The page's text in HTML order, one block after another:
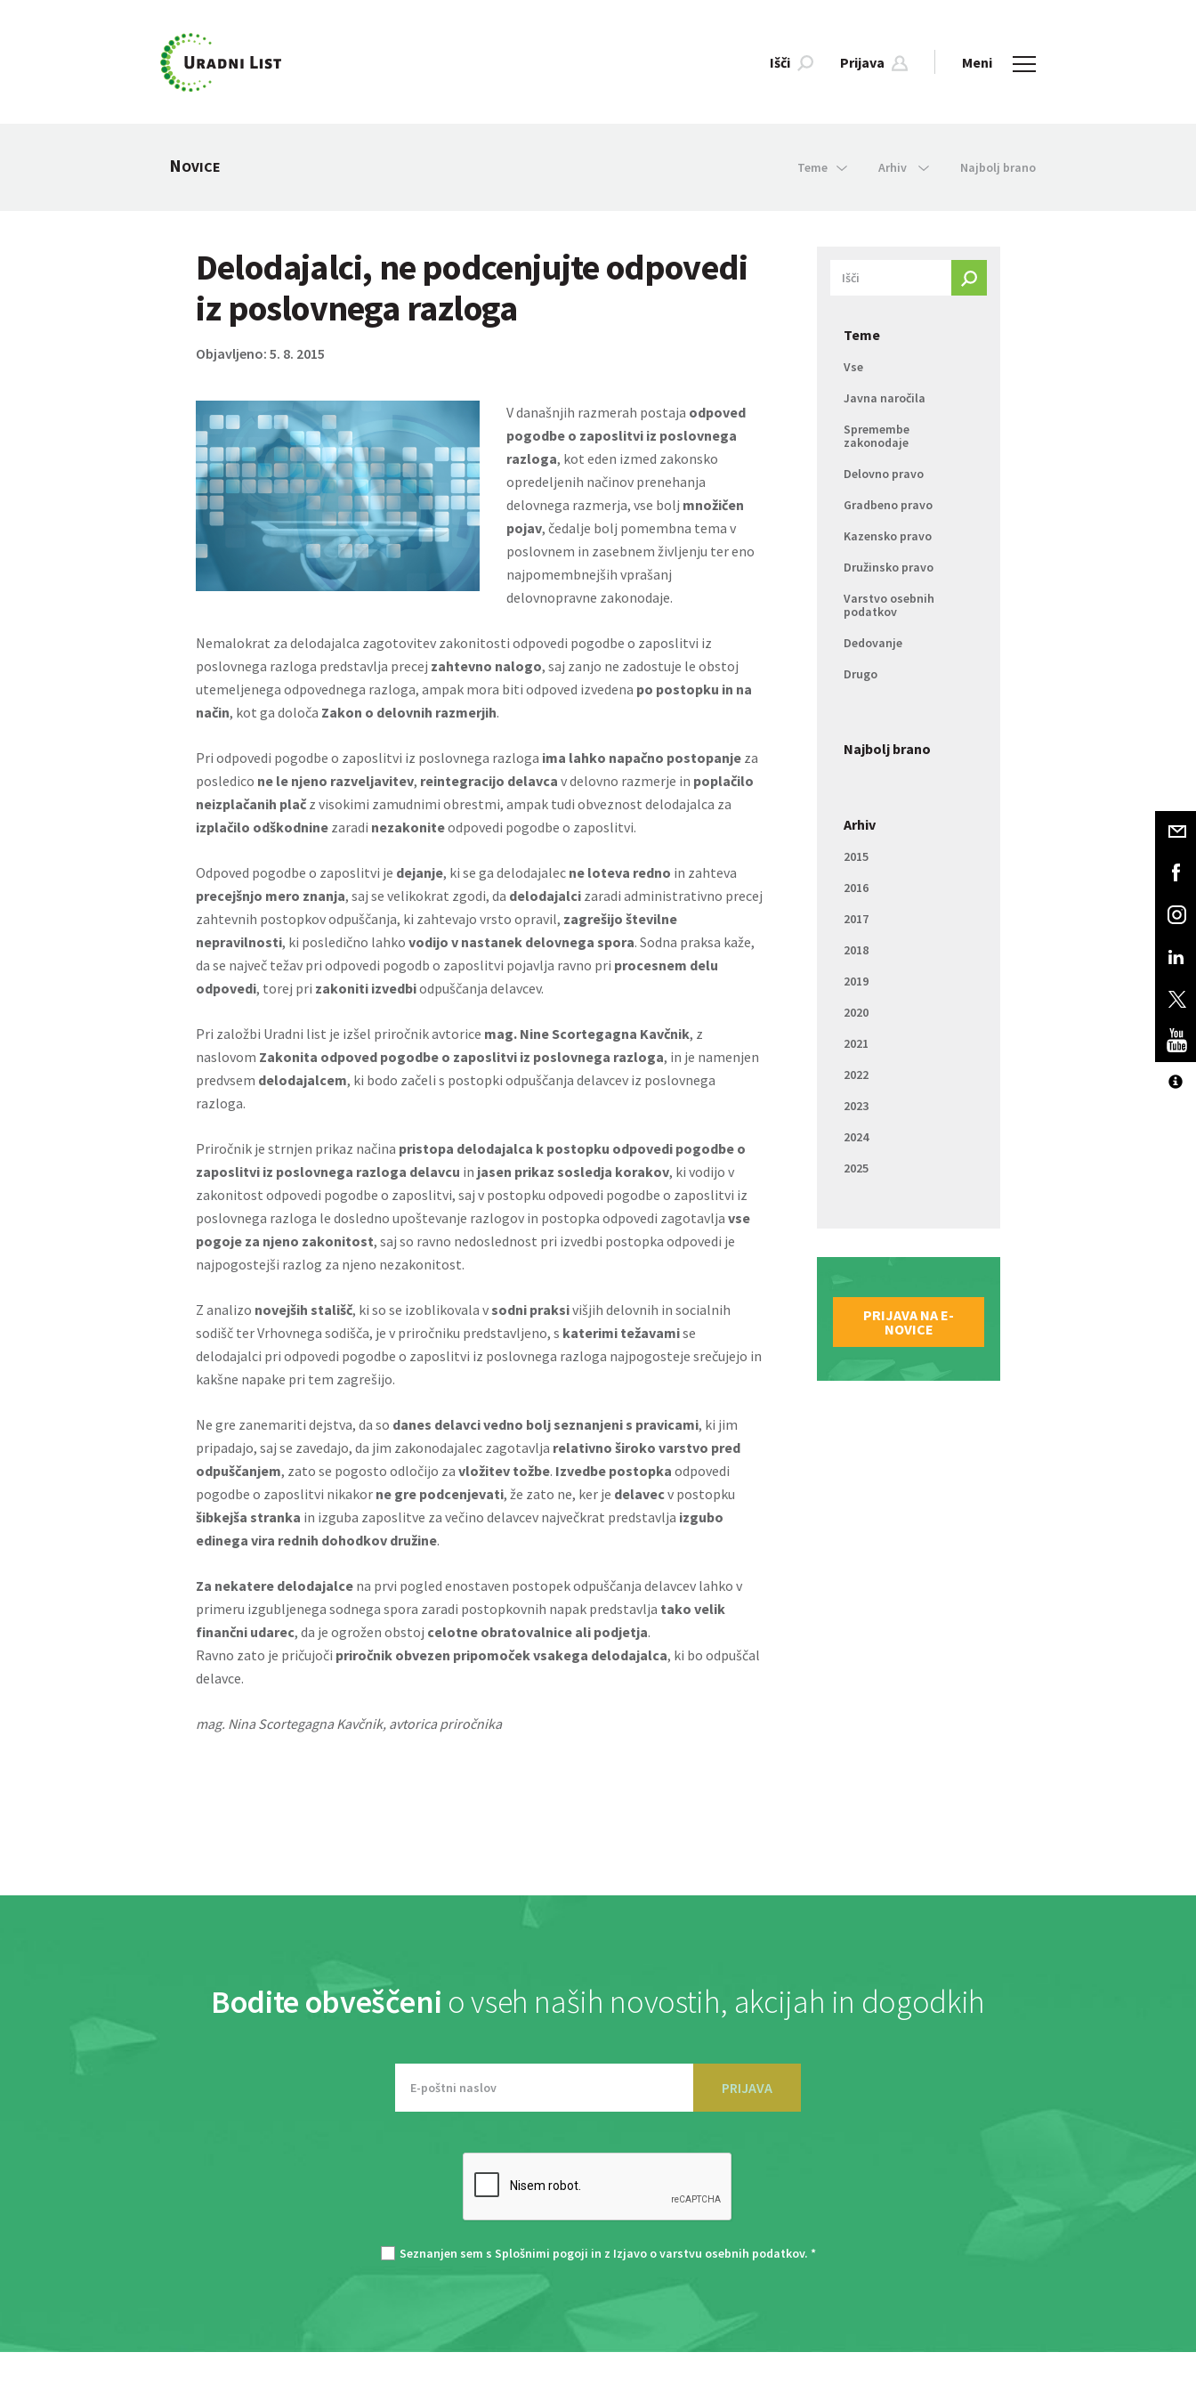
Išči Prijava Meni
NOVICE Teme Arhiv Najbolj brano
Delodajalci, ne podcenjujte odpovedi
iz poslovnega razloga
Objavljeno: 5. 8. 2015
V današnjih razmerah postaja odpoved
pogodbe o zaposlitvi iz poslovnega
razloga, kot eden izmed zakonsko
opredeljenih načinov prenehanja
delovnega razmerja, vse bolj množičen
pojav, čedalje bolj pomembna tema v
poslovnem in zasebnem življenju ter eno
najpomembnejših vprašanj
delovnopravne zakonodaje.
Nemalokrat za delodajalca zagotovitev zakonitosti odpovedi pogodbe o zaposlitvi iz
poslovnega razloga predstavlja precej zahtevno nalogo, saj zanjo ne zadostuje le obstoj
utemeljenega odpovednega razloga, ampak mora biti odpoved izvedena po postopku in na
način, kot ga določa Zakon o delovnih razmerjih.
Pri odpovedi pogodbe o zaposlitvi iz poslovnega razloga ima lahko napačno postopanje za
posledico ne le njeno razveljavitev, reintegracijo delavca v delovno razmerje in poplačilo
neizplačanih plač z visokimi zamudnimi obrestmi, ampak tudi obveznost delodajalca za
izplačilo odškodnine zaradi nezakoniteodpovedi pogodbe o zaposlitvi.
Odpoved pogodbe o zaposlitvi je dejanje, ki se ga delodajalec ne loteva redno in zahteva
precejšnjo mero znanja, saj se velikokrat zgodi, da delodajalci zaradi administrativno precej
zahtevnih postopkov odpuščanja, ki zahtevajo vrsto opravil, zagrešijo številne
nepravilnosti, ki posledično lahko vodijo v nastanek delovnega spora. Sodna praksa kaže,
da se največ težav pri odpovedi pogodb o zaposlitvi pojavlja ravno pri procesnem delu
odpovedi, torej pri zakoniti izvedbiodpuščanja delavcev.
Pri založbi Uradni list je izšel priročnik avtorice mag. Nine Scortegagna Kavčnik, z
naslovom Zakonita odpoved pogodbe o zaposlitvi iz poslovnega razloga, in je namenjen
predvsem delodajalcem, ki bodo začeli s postopki odpuščanja delavcev iz poslovnega
razloga.
Priročnik je strnjen prikaz načina pristopa delodajalca k postopku odpovedi pogodbe o
zaposlitvi iz poslovnega razloga delavcu in jasen prikaz sosledja korakov, ki vodijo v
zakonitost odpovedi pogodbe o zaposlitvi, saj v postopku odpovedi pogodbe o zaposlitvi iz
poslovnega razloga le dosledno upoštevanje razlogov in postopka odpovedi zagotavlja vse
pogoje za njeno zakonitost, saj so ravno nedoslednost pri izvedbi postopka odpovedi je
najpogostejši razlog za njeno nezakonitost.
Z analizo novejših stališč, ki so se izoblikovala vsodni praksivišjih delovnih in socialnih
sodišč ter Vrhovnega sodišča, je v priročniku predstavljeno, s katerimi težavamise
delodajalci pri odpovedi pogodbe o zaposlitvi iz poslovnega razloga najpogosteje srečujejo in
kakšne napake pri tem zagrešijo.
Ne gre zanemariti dejstva, da so danes delavci vedno bolj seznanjeni s pravicami, ki jim
pripadajo, saj se zavedajo, da jim zakonodajalec zagotavlja relativno široko varstvo pred
odpuščanjem, zato se pogosto odločijo za vložitev tožbe. Izvedbe postopka odpovedi
pogodbe o zaposlitvi nikakor ne gre podcenjevati, že zato ne, ker je delavecv postopku
šibkejša stranka in izguba zaposlitve za večino delavcev največkrat predstavlja izgubo
edinega vira rednih dohodkov družine.
Za nekatere delodajalce na prvi pogled enostaven postopek odpuščanja delavcev lahko v
primeru izgubljenega sodnega spora zaradi postopkovnih napak predstavlja tako velik
finančni udarec, da je ogrožen obstoj celotne obratovalnice ali podjetja.
Ravno zato je pričujoči priročnik obvezen pripomoček vsakega delodajalca, ki bo odpuščal
delavce.
mag. Nina Scortegagna Kavčnik, avtorica priročnika
Teme
Vse
Javna naročila
Spremembe
zakonodaje
Delovno pravo
Gradbeno pravo
Kazensko pravo
Družinsko pravo
Varstvo osebnih
podatkov
Dedovanje
Drugo
Najbolj brano
Arhiv
2015
2016
2017
2018
2019
2020
2021
2022
2023
2024
2025
PRIJAVA NA E-
NOVICE
Bodite obveščeni o vseh naših novostih, akcijah in dogodkih
PRIJAVA
Seznanjen sem s Splošnimi pogoji in z Izjavo o varstvu osebnih podatkov. *